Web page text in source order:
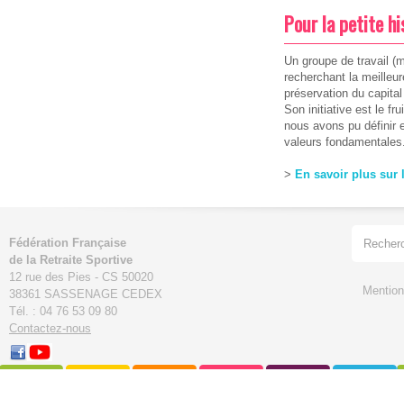
Pour la petite
Un groupe de travail
recherchant la
préservation du
Son initiative est le
nous avons pu définir
valeurs
> En savoir plus sur
Fédération Française
de la Retraite Sportive
12 rue des Pies - CS 50020
38361 SASSENAGE CEDEX
Tél. : 04 76 53 09 80
Contactez-nous